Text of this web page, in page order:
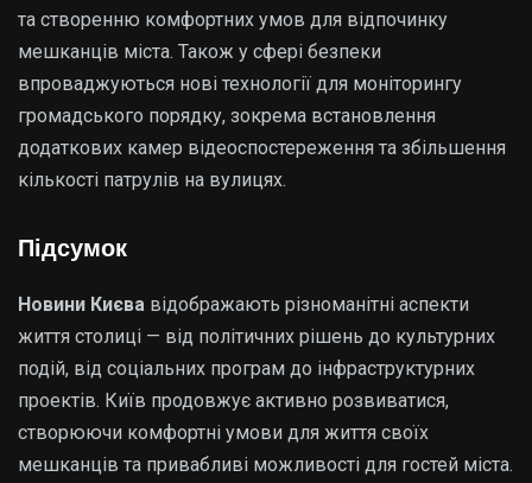
та створенню комфортних умов для відпочинку
мешканців міста. Також у сфері безпеки
впроваджуються нові технології для моніторингу
громадського порядку, зокрема встановлення
додаткових камер відеоспостереження та збільшення
кількості патрулів на вулицях.
Підсумок
Новини Києва відображають різноманітні аспекти
життя столиці — від політичних рішень до культурних
подій, від соціальних програм до інфраструктурних
проектів. Київ продовжує активно розвиватися,
створюючи комфортні умови для життя своїх
мешканців та привабливі можливості для гостей міста.